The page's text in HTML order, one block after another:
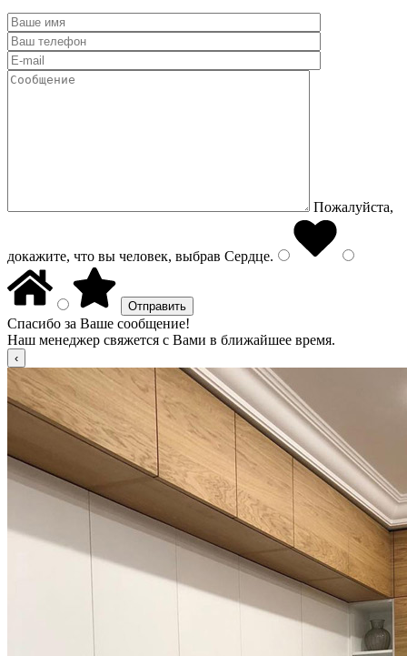
Пожалуйста,
докажите, что вы человек, выбрав Сердце.
Спасибо за Ваше сообщение!
Наш менеджер свяжется с Вами в ближайшее время.